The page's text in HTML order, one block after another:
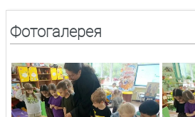
Фотогалерея